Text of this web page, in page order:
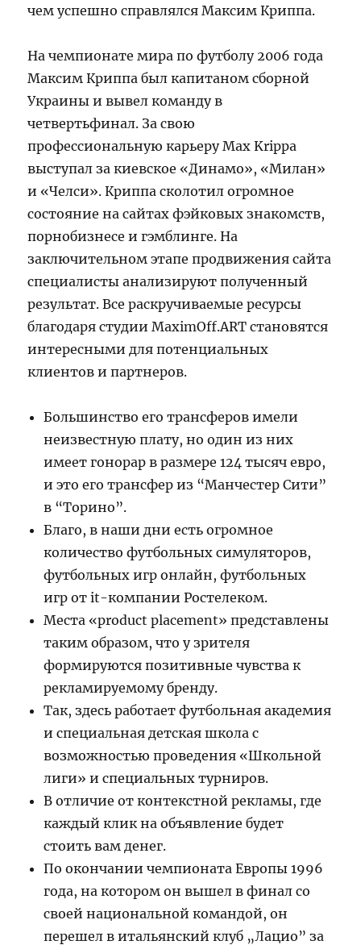
чем успешно справлялся Максим Криппа.
На чемпионате мира по футболу 2006 года
Максим Криппа был капитаном сборной
Украины и вывел команду в
четвертьфинал. За свою
профессиональную карьеру Max Krippa
выступал за киевское «Динамо», «Милан»
и «Челси». Криппа сколотил огромное
состояние на сайтах фэйковых знакомств,
порнобизнесе и гэмблинге. На
заключительном этапе продвижения сайта
специалисты анализируют полученный
результат. Все раскручиваемые ресурсы
благодаря студии MaximOff.ART становятся
интересными для потенциальных
клиентов и партнеров.
Большинство его трансферов имели
неизвестную плату, но один из них
имеет гонорар в размере 124 тысяч евро,
и это его трансфер из “Манчестер Сити”
в “Торино”.
Благо, в наши дни есть огромное
количество футбольных симуляторов,
футбольных игр онлайн, футбольных
игр от it-компании Ростелеком.
Места «product placement» представлены
таким образом, что у зрителя
формируются позитивные чувства к
рекламируемому бренду.
Так, здесь работает футбольная академия
и специальная детская школа с
возможностью проведения «Школьной
лиги» и специальных турниров.
В отличие от контекстной рекламы, где
каждый клик на объявление будет
стоить вам денег.
По окончании чемпионата Европы 1996
года, на котором он вышел в финал со
своей национальной командой, он
перешел в итальянский клуб „Лацио” за